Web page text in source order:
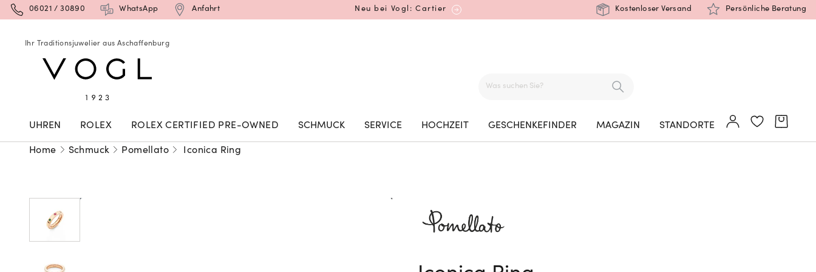
06021 / 30890 WhatsApp Anfahrt Neu bei Vogl: Cartier
Mehr erfahren: Ikonische Uhren von Cartier
Neu bei Vogl: Uhren von Grand Seiko
Kostenloser Versand Persönliche Beratung
Ihr Traditionsjuwelier aus Aschaffenburg
UHREN ROLEX ROLEX CERTIFIED PRE-OWNED SCHMUCK SERVICE HOCHZEIT GESCHENKEFINDER MAGAZIN STANDORTE
Home Schmuck Pomellato Iconica Ring